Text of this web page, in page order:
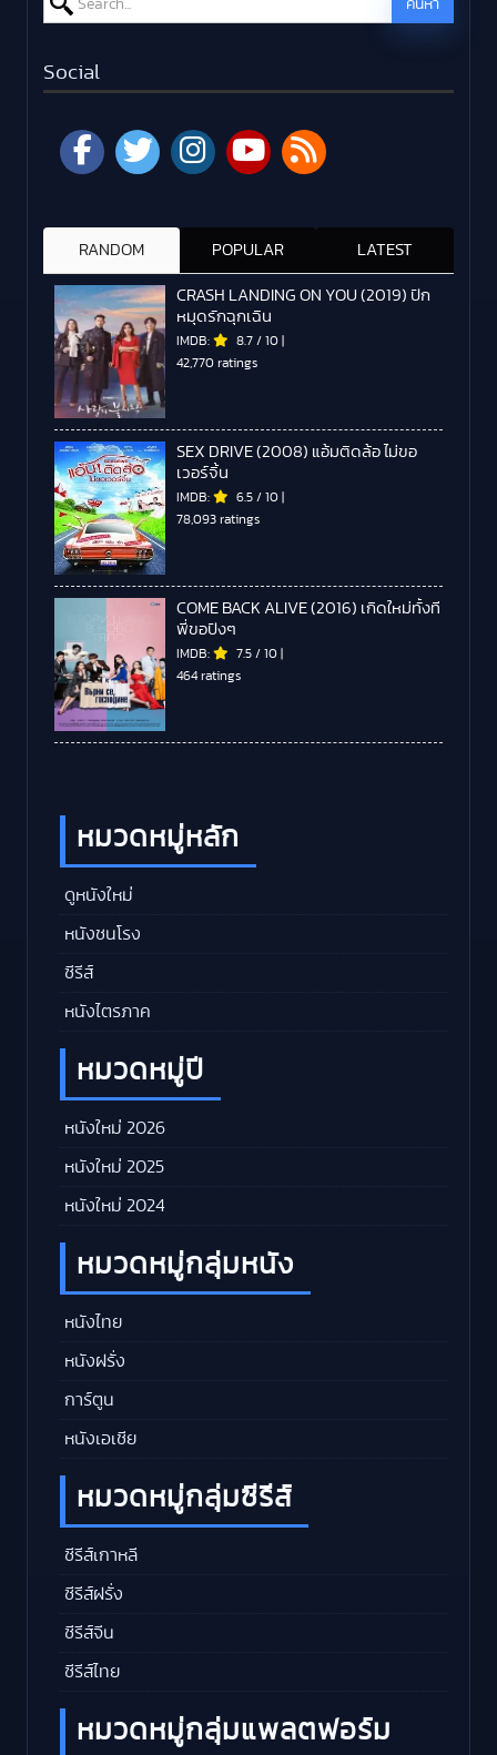
ค้นหา
Social
RANDOM POPULAR LATEST
CRASH LANDING ON YOU (2019) ปัก
หมุดรักฉุกเฉิน
IMDB: 8.7 / 10 |
42,770 ratings
SEX DRIVE (2008) แอ้มติดล้อ ไม่ขอ
เวอร์จิ้น
IMDB: 6.5 / 10 |
78,093 ratings
COME BACK ALIVE (2016) เกิดใหม่ทั้งที
พี่ขอปังๆ
IMDB: 7.5 / 10 |
464 ratings
หมวดหมู่หลัก
ดูหนังใหม่
หนังชนโรง
ซีรีส์
หนังไตรภาค
หมวดหมู่ปี
หนังใหม่ 2026
หนังใหม่ 2025
หนังใหม่ 2024
หมวดหมู่กลุ่มหนัง
หนังไทย
หนังฝรั่ง
การ์ตูน
หนังเอเชีย
หมวดหมู่กลุ่มซีรีส์
ซีรีส์เกาหลี
ซีรีส์ฝรั่ง
ซีรีส์จีน
ซีรีส์ไทย
หมวดหมู่กลุ่มแพลตฟอร์ม